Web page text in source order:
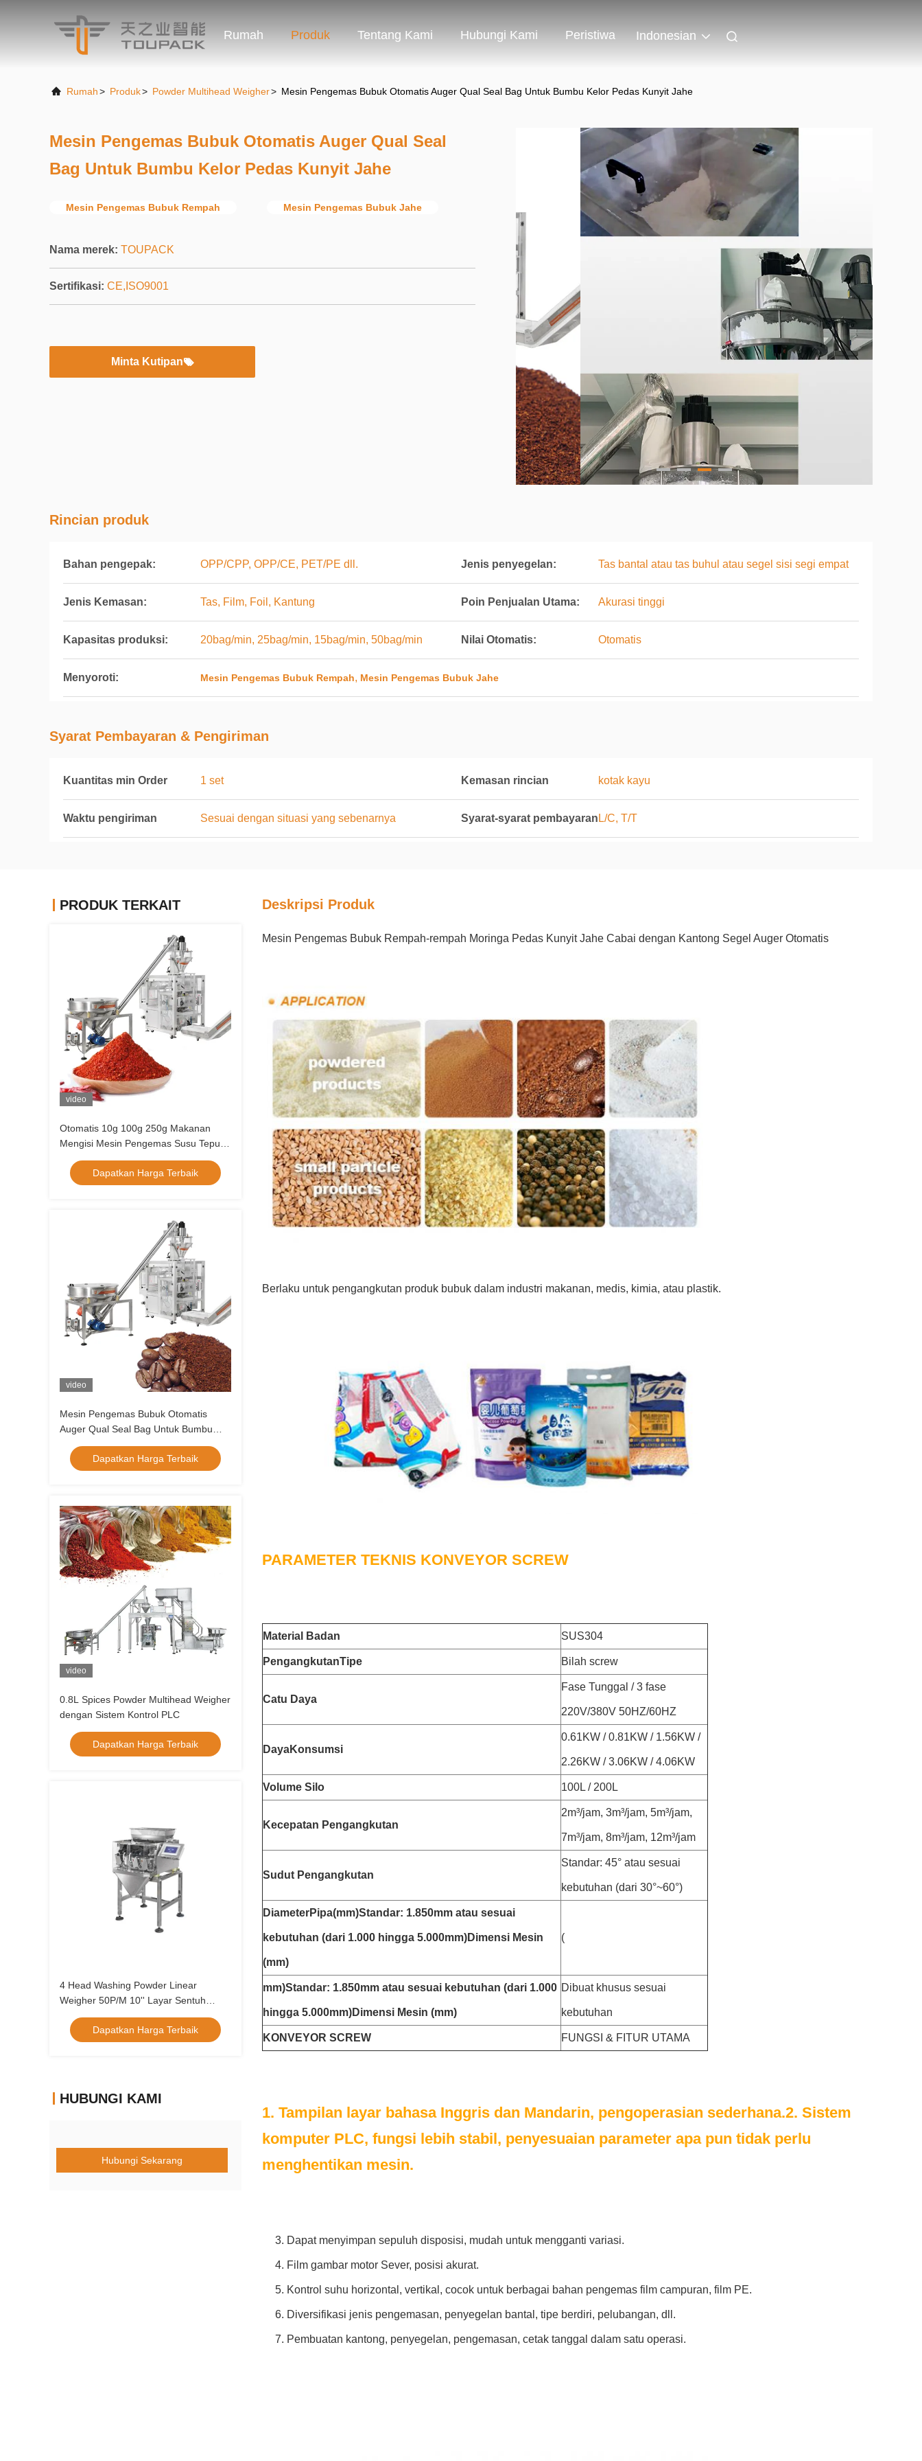
Rumah Produk Tentang Kami Hubungi Kami Peristiwa Indonesian
Rumah> Produk> Powder Multihead Weigher> Mesin Pengemas Bubuk Otomatis Auger Qual Seal Bag Untuk Bumbu Kelor Pedas Kunyit Jahe
Mesin Pengemas Bubuk Otomatis Auger Qual Seal
Bag Untuk Bumbu Kelor Pedas Kunyit Jahe
Mesin Pengemas Bubuk Rempah Mesin Pengemas Bubuk Jahe
Nama merek: TOUPACK
Sertifikasi: CE,ISO9001
Minta Kutipan
Rincian produk
Bahan pengepak: OPP/CPP, OPP/CE, PET/PE dll. Jenis penyegelan: Tas bantal atau tas buhul atau segel sisi segi empat
Jenis Kemasan: Tas, Film, Foil, Kantung Poin Penjualan Utama: Akurasi tinggi
Kapasitas produksi: 20bag/min, 25bag/min, 15bag/min, 50bag/min Nilai Otomatis: Otomatis
Menyoroti: Mesin Pengemas Bubuk Rempah, Mesin Pengemas Bubuk Jahe
Syarat Pembayaran & Pengiriman
Kuantitas min Order 1 set Kemasan rincian kotak kayu
Waktu pengiriman Sesuai dengan situasi yang sebenarnya Syarat-syarat pembayaran L/C, T/T
PRODUK TERKAIT
video
Otomatis 10g 100g 250g Makanan
Mengisi Mesin Pengemas Susu Tepung
Jagung Cabai Bubuk Kakao
Dapatkan Harga Terbaik
video
Mesin Pengemas Bubuk Otomatis
Auger Qual Seal Bag Untuk Bumbu
Kelor Pedas Kunyit Jahe
Dapatkan Harga Terbaik
video
0.8L Spices Powder Multihead Weigher
dengan Sistem Kontrol PLC
Dapatkan Harga Terbaik
4 Head Washing Powder Linear
Weigher 50P/M 10'' Layar Sentuh
Warna
Dapatkan Harga Terbaik
HUBUNGI KAMI
Hubungi Sekarang
Deskripsi Produk
Mesin Pengemas Bubuk Rempah-rempah Moringa Pedas Kunyit Jahe Cabai dengan Kantong Segel Auger Otomatis
Berlaku untuk pengangkutan produk bubuk dalam industri makanan, medis, kimia, atau plastik.
PARAMETER TEKNIS KONVEYOR SCREW
Material Badan SUS304
PengangkutanTipe Bilah screw
Catu Daya
Fase Tunggal / 3 fase
220V/380V 50HZ/60HZ
DayaKonsumsi
0.61KW / 0.81KW / 1.56KW /
2.26KW / 3.06KW / 4.06KW
Volume Silo 100L / 200L
Kecepatan Pengangkutan
2m³/jam, 3m³/jam, 5m³/jam,
7m³/jam, 8m³/jam, 12m³/jam
Sudut Pengangkutan
Standar: 45° atau sesuai
kebutuhan (dari 30°~60°)
DiameterPipa(mm)Standar: 1.850mm atau sesuai
kebutuhan (dari 1.000 hingga 5.000mm)Dimensi Mesin
(mm)
(
mm)Standar: 1.850mm atau sesuai kebutuhan (dari 1.000
hingga 5.000mm)Dimensi Mesin (mm)
Dibuat khusus sesuai
kebutuhan
KONVEYOR SCREW FUNGSI & FITUR UTAMA
1. Tampilan layar bahasa Inggris dan Mandarin, pengoperasian sederhana.2. Sistem
komputer PLC, fungsi lebih stabil, penyesuaian parameter apa pun tidak perlu
menghentikan mesin.
3. Dapat menyimpan sepuluh disposisi, mudah untuk mengganti variasi.
4. Film gambar motor Sever, posisi akurat.
5. Kontrol suhu horizontal, vertikal, cocok untuk berbagai bahan pengemas film campuran, film PE.
6. Diversifikasi jenis pengemasan, penyegelan bantal, tipe berdiri, pelubangan, dll.
7. Pembuatan kantong, penyegelan, pengemasan, cetak tanggal dalam satu operasi.